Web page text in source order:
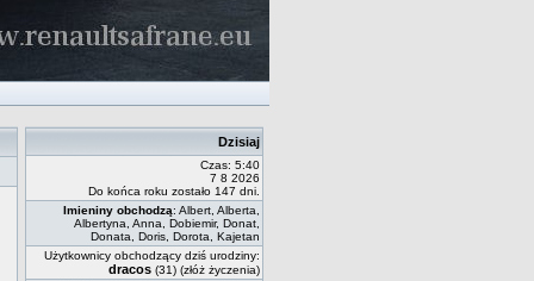
Dzisiaj
Czas: 5:40
7 8 2026
Do końca roku zostało 147 dni.
Imieniny obchodzą: Albert, Alberta,
Albertyna, Anna, Dobiemir, Donat,
Donata, Doris, Dorota, Kajetan
Użytkownicy obchodzący dziś urodziny:
dracos (31) (złóż życzenia)